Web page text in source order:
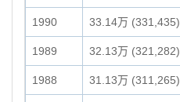
1990 33.14万 (331,435)
1989 32.13万 (321,282)
1988 31.13万 (311,265)